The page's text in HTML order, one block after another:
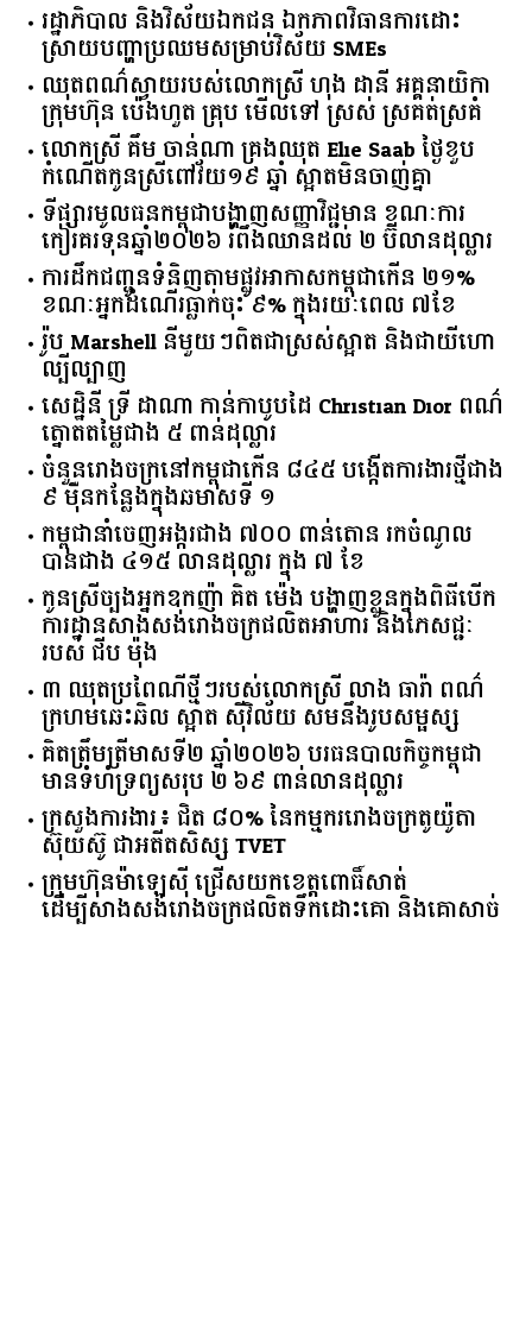
រដ្ឋាភិបាល​ ​និង​វិស័យ​ឯកជន ​ឯកភាព​វិធានការ​ដោះ
ស្រាយ​បញ្ហា​ប្រឈម​​សម្រាប់​វិស័យ​ ​SMEs​
ឈុតពណ៌ស្វាយរបស់លោកស្រី ហុង ដានី អគ្គ​នាយិកា​
ក្រុមហ៊ុន ប៉េងហួត គ្រុប មើលទៅ ស្រស់ ស្រគត់ស្រគំ
លោកស្រី គឹម ចាន់ណា គ្រងឈុត Elie Saab ថ្ងៃខួប
កំណើតកូនស្រីពៅវ័យ១៩ ឆ្នាំ ស្អាតមិនចាញ់គ្នា
ទីផ្សារ​មូលធន​កម្ពុជា​បង្ហាញ​សញ្ញា​វិជ្ជមាន​ ​ខណៈ​ការ​
កៀរគរ​ទុន​ឆ្នាំ​២០២៦​ ​រំពឹង​ឈានដល់​ ​២​ ​ប៊ីលាន​ដុល្លារ​
ការដឹកជញ្ជូនទំនិញតាមផ្លូវអាកាសកម្ពុជាកើន ២១%
ខណៈអ្នកដំណើរធ្លាក់ចុះ ៩% ក្នុងរយៈពេល ៧ខែ
រ៉ូប Marshell នីមួយៗពិតជាស្រស់ស្អាត និងជាយីហោ
ល្បីល្បាញ
សេដ្ឋិនី ទ្រី ដាណា កាន់កាបូបដៃ Christian Dior ពណ៌
ត្នោតតម្លៃជាង ៥ ពាន់ដុល្លារ
ចំនួន​រោងចក្រ​នៅ​កម្ពុជា​កើន​ ​៨៤៥​ ​បង្កើត​ការងារ​ថ្មី​ជាង​
​៩​ ​ម៉ឺន​កន្លែង​ក្នុង​ឆមាស​ទី ​១​
កម្ពុជានាំចេញអង្ករជាង ៧០០ ពាន់តោន រកចំណូល
បានជាង ៤១៥ លានដុល្លារ ក្នុង ៧ ខែ
កូនស្រីច្បងអ្នកឧកញ៉ា គិត ម៉េង បង្ហាញខ្លួនក្នុងពិធីបើក
ការដ្ឋានសាងសង់រោងចក្រផលិតអាហារ និងភេសជ្ជៈ
របស់ ជីប ម៉ុង
៣ ឈុតប្រពៃណីថ្មីៗរបស់លោកស្រី លាង ធារ៉ា ពណ៌
ក្រហមឆេះឆិល ស្អាត ​ស៊ីវិល័យ សមនឹងរូបសម្ផស្ស
គិត​ត្រឹមត្រីមាស​ទី​២​ ​ឆ្នាំ​២០២៦​ បរធន​បាលកិច្ច​កម្ពុជា​ ​
មាន​ទំហំ​ទ្រព្យ​សរុប​ ​២.៦៩​ ​ពាន់លាន​ដុល្លារ​
ក្រសួង​ការងារ​៖ ​ជិត​ ​៨០​% ​នៃ​កម្មករ​រោងចក្រ​តូយ៉ូតា ​
ស៊ុយ​ស៊ូ ​ជា​អតីត​សិស្ស​ ​TVET​
ក្រុមហ៊ុន​ម៉ាឡេស៊ី ជ្រើសយកខេត្ដពោធិ៍សាត់
ដើម្បីសាងសង់រោងចក្រផលិតទឹកដោះគោ និងគោសាច់